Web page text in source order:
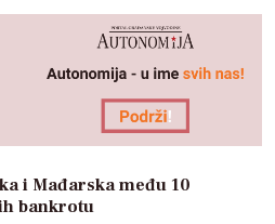
i Mađarska među 10
bankrotu